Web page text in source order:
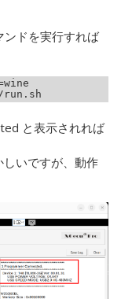
ンドを実行すれば
run.sh
と表示されれば
いですが、動作